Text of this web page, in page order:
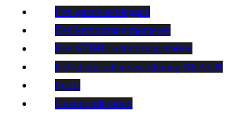
Een gazon aanleggen
Een kettingzaag monteren
Een STIHL kettingzaag starten
EU-chemicaliënverordening REACH
Ferris
Gazononderhoud